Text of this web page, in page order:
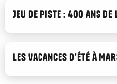
Jeu de piste : 400 ans
Les Vacances d'été à